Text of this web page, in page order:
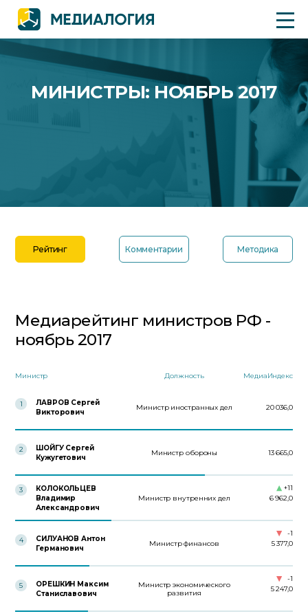
МИНИСТРЫ: НОЯБРЬ 2017
Рейтинг Комментарии Методика
Медиарейтинг министров РФ -
ноябрь 2017
Министр Должность МедиаИндекс
1
ЛАВРОВ Сергей
Викторович
Министр иностранных дел 20 036,0
2
ШОЙГУ Сергей
Кужугетович
Министр обороны 13 665,0
3
КОЛОКОЛЬЦЕВ
Владимир
Александрович
Министр внутренних дел 6 962,0
+11
4
СИЛУАНОВ Антон
Германович
Министр финансов 5 377,0
-1
5
ОРЕШКИН Максим
Станиславович
Министр экономического
развития
5 247,0
-1